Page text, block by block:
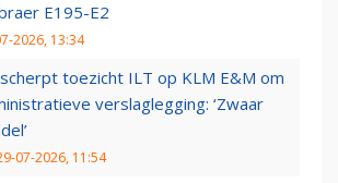
E195-E2
2026, 13:34
toezicht ILT op KLM E&M om
verslaglegging: ‘Zwaar
07-2026, 11:54